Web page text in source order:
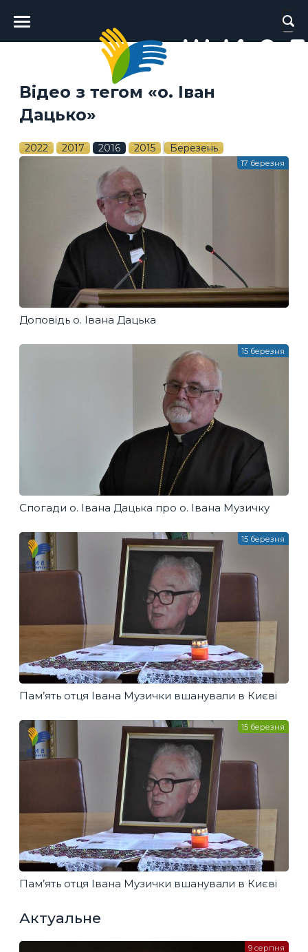
Головне
меню
Відео з тегом «о. Іван
Дацько»
2022 2017 2016 2015 Березень
Доповідь о. Івана Дацька
17 березня
Спогади о. Івана Дацька про о. Івана Музичку
15 березня
Пам’ять отця Івана Музички вшанували в Києві
15 березня
Пам’ять отця Івана Музички вшанували в Києві
15 березня
Актуальне
9 серпня